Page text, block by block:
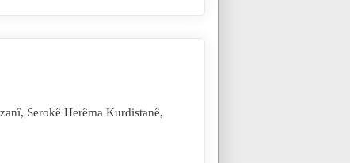
Serokê Herêma Kurdistanê,